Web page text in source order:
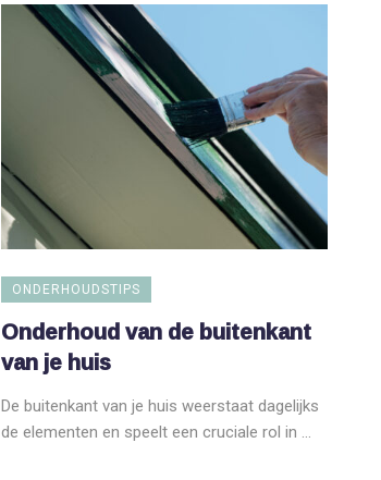
ONDERHOUDSTIPS
Onderhoud van de buitenkant
van je huis
De buitenkant van je huis weerstaat dagelijks
de elementen en speelt een cruciale rol in ...